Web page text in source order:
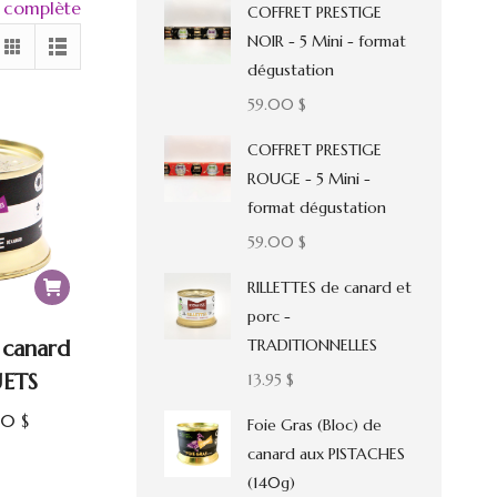
complète
$Le
COFFRET PRESTIGE
NOIR - 5 Mini - format
dégustation
59.00 $
COFFRET PRESTIGE
ROUGE - 5 Mini -
format dégustation
59.00 $
RILLETTES de canard et
porc -
TRADITIONNELLES
13.95 $
Foie Gras (Bloc) de
canard aux PISTACHES
(140g)